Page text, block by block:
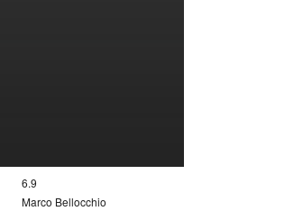
6.9
Marco Bellocchio